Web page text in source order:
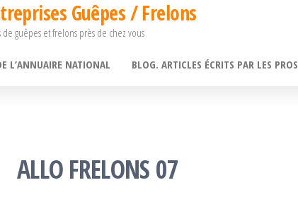
Guêpes / Frelons
guêpes et frelons près de chez vous
L’ANNUAIRE NATIONAL BLOG. ARTICLES ÉCRITS PAR LES PROS
ALLO FRELONS 07